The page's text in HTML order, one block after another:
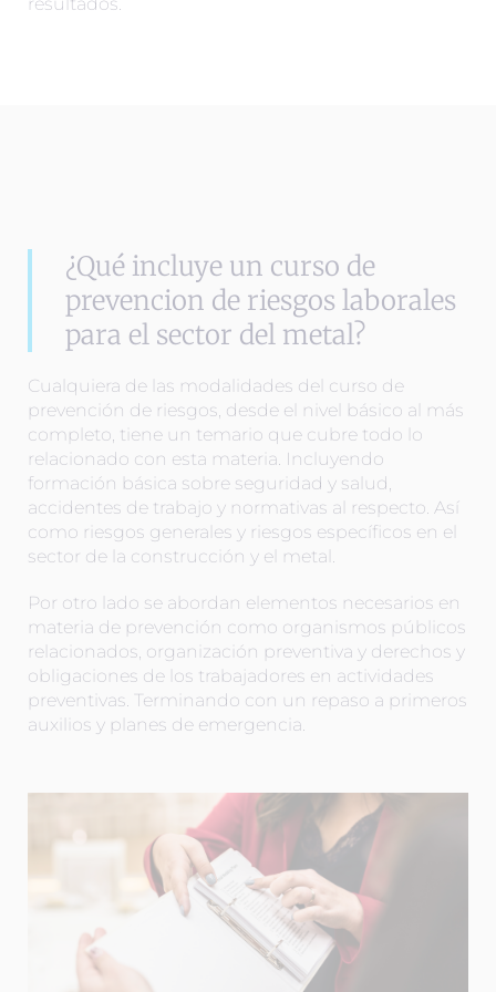
¿Qué incluye un curso de
prevencion de riesgos laborales
para el sector del metal?
Cualquiera de las modalidades del curso de
prevención de riesgos, desde el nivel básico al más
completo, tiene un temario que cubre todo lo
relacionado con esta materia. Incluyendo
formación básica sobre seguridad y salud,
accidentes de trabajo y normativas al respecto. Así
como riesgos generales y riesgos específicos en el
sector de la construcción y el metal.
Por otro lado se abordan elementos necesarios en
materia de prevención como organismos públicos
relacionados, organización preventiva y derechos y
obligaciones de los trabajadores en actividades
preventivas. Terminando con un repaso a primeros
auxilios y planes de emergencia.